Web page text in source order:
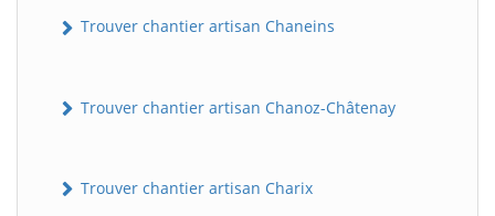
Trouver chantier artisan Chaneins
Trouver chantier artisan Chanoz-Châtenay
Trouver chantier artisan Charix